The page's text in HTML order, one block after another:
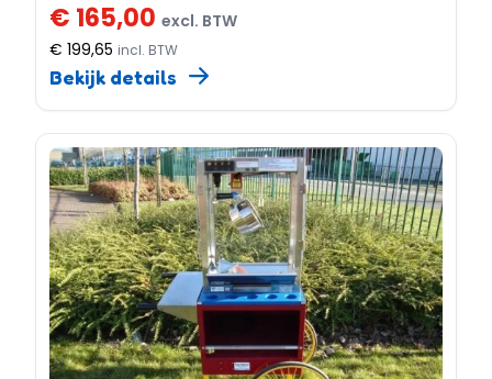
€ 165,00 excl. BTW
€ 199,65 incl. BTW
Bekijk details